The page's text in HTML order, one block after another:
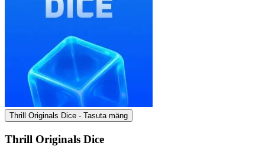
Thrill Originals Dice - Tasuta mäng
Thrill Originals Dice